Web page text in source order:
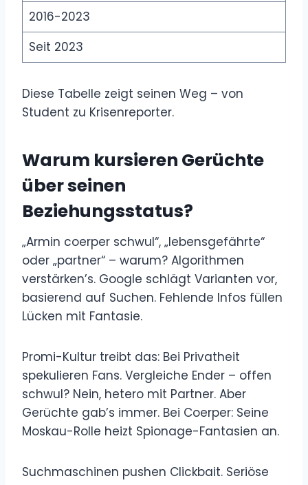
2016-2023
Seit 2023
Diese Tabelle zeigt seinen Weg – von
Student zu Krisenreporter.
Warum kursieren Gerüchte
über seinen
Beziehungsstatus?
„Armin coerper schwul“, „lebensgefährte“
oder „partner“ – warum? Algorithmen
verstärken’s. Google schlägt Varianten vor,
basierend auf Suchen. Fehlende Infos füllen
Lücken mit Fantasie.
Promi-Kultur treibt das: Bei Privatheit
spekulieren Fans. Vergleiche Ender – offen
schwul? Nein, hetero mit Partner. Aber
Gerüchte gab’s immer. Bei Coerper: Seine
Moskau-Rolle heizt Spionage-Fantasien an.
Suchmaschinen pushen Clickbait. Seriöse